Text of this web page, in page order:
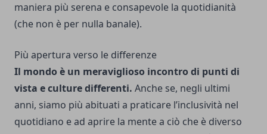
maniera più serena e consapevole la quotidianità
(che non è per nulla banale).
Più apertura verso le differenze
Il mondo è un meraviglioso incontro di punti di
vista e culture differenti. Anche se, negli ultimi
anni, siamo più abituati a praticare l’inclusività nel
quotidiano e ad aprire la mente a ciò che è diverso